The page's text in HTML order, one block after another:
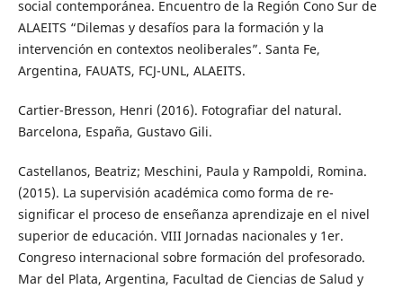
social contemporánea. Encuentro de la Región Cono Sur de
ALAEITS “Dilemas y desafíos para la formación y la
intervención en contextos neoliberales”. Santa Fe,
Argentina, FAUATS, FCJ-UNL, ALAEITS.
Cartier-Bresson, Henri (2016). Fotografiar del natural.
Barcelona, España, Gustavo Gili.
Castellanos, Beatriz; Meschini, Paula y Rampoldi, Romina.
(2015). La supervisión académica como forma de re-
significar el proceso de enseñanza aprendizaje en el nivel
superior de educación. VIII Jornadas nacionales y 1er.
Congreso internacional sobre formación del profesorado.
Mar del Plata, Argentina, Facultad de Ciencias de Salud y